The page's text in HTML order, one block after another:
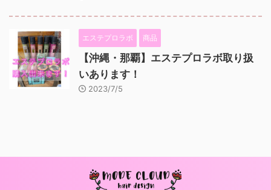
エステプロラボ 商品
【沖縄・那覇】エステプロラボ取り扱
いあります！
2023/7/5